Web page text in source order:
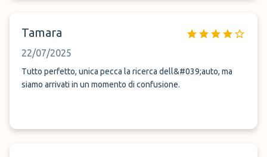
Tamara
22/07/2025
Tutto perfetto, unica pecca la ricerca dell&#039;auto, ma
siamo arrivati in un momento di confusione.